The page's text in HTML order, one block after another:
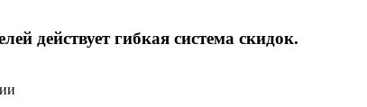
действует гибкая система скидок.